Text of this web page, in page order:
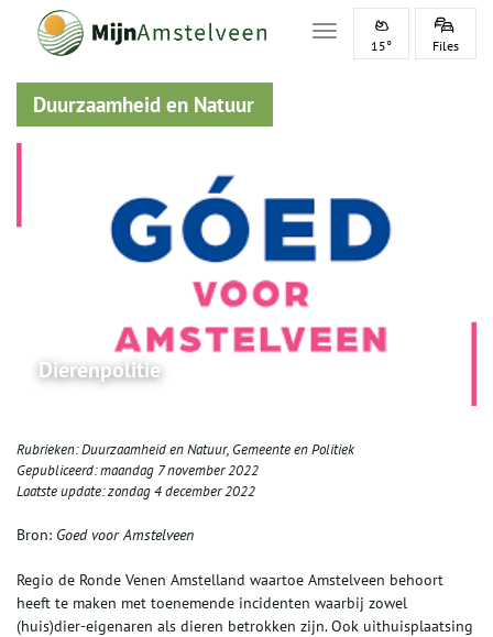
Toggle navigation
15° Files
Duurzaamheid en Natuur
Dierenpolitie
Rubrieken:Duurzaamheid en Natuur, Gemeente en Politiek
Gepubliceerd:maandag 7 november 2022
Laatste update:zondag 4 december 2022
Bron: Goed voor Amstelveen
Regio de Ronde Venen Amstelland waartoe Amstelveen behoort
heeft te maken met toenemende incidenten waarbij zowel
(huis)dier-eigenaren als dieren betrokken zijn. Ook uithuisplaatsing